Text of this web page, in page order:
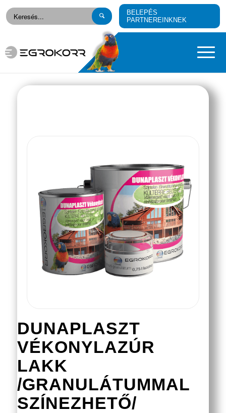
BELEPÉS
PARTNEREINKNEK
DUNAPLASZT
VÉKONYLAZÚR
LAKK
/GRANULÁTUMMAL
SZÍNEZHETŐ/